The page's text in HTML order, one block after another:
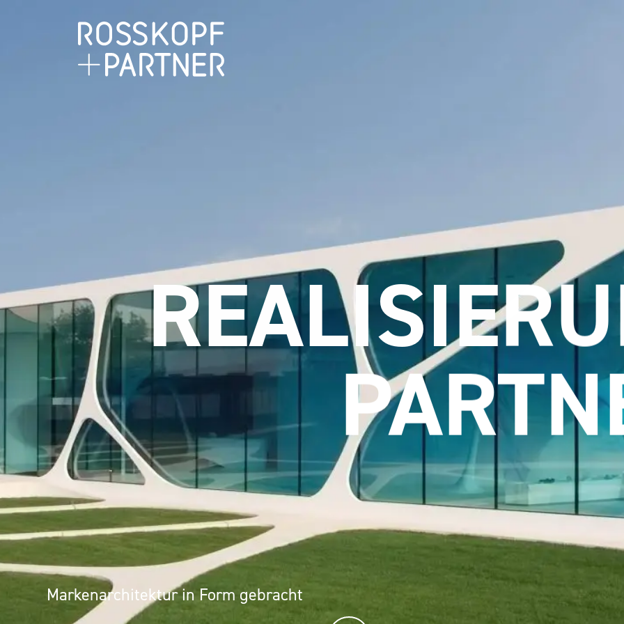
Markenarchitektur in Form gebracht
Architektur als Erlebnis: Mineralwerkstofflösungen im Designhotel